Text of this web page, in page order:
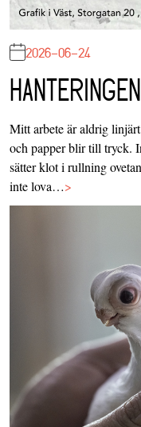
2026-06-24
Mitt arbete är aldrig
och papper blir till tryck.
sätter klot i rullning
inte lova…>